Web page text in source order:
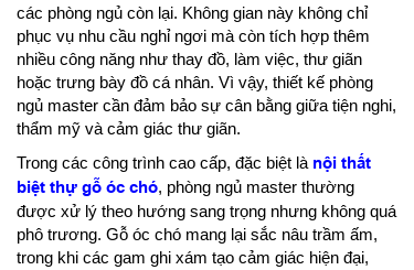
các phòng ngủ còn lại. Không gian này không chỉ
phục vụ nhu cầu nghỉ ngơi mà còn tích hợp thêm
nhiều công năng như thay đồ, làm việc, thư giãn
hoặc trưng bày đồ cá nhân. Vì vậy, thiết kế phòng
ngủ master cần đảm bảo sự cân bằng giữa tiện nghi,
thẩm mỹ và cảm giác thư giãn.
Trong các công trình cao cấp, đặc biệt là nội thất
biệt thự gỗ óc chó, phòng ngủ master thường
được xử lý theo hướng sang trọng nhưng không quá
phô trương. Gỗ óc chó mang lại sắc nâu trầm ấm,
trong khi các gam ghi xám tạo cảm giác hiện đại,